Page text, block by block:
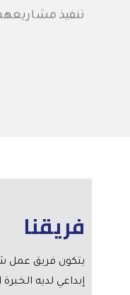
تنفيذ
فريقنا
يتكون فريق عمل
إبداعي لديه